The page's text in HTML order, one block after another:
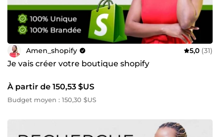
humain, et taillé pour la réussite. 👉 Ensemble, donnons
vie à une boutique qui vous ressemble — et qui vend.
Amen_shopify 5,0 (31)
Je vais créer votre boutique shopify
À partir de 150,53 $US
Budget moyen : 150,30 $US